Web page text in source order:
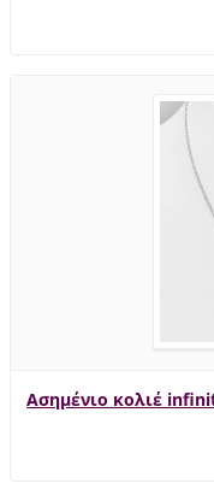
Ασημένιο κολιέ